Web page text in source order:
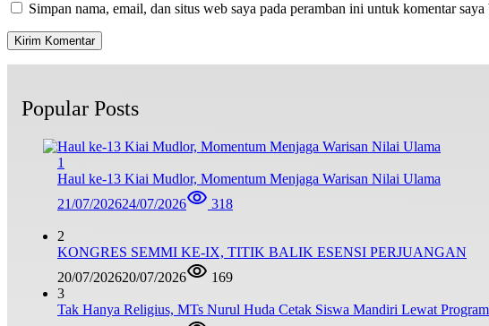
Simpan nama, email, dan situs web saya pada peramban ini untuk komentar
Popular Posts
1
Haul ke-13 Kiai Mudlor, Momentum Menjaga Warisan Nilai Ulama
21/07/202624/07/2026 318
2
KONGRES SEMMI KE-IX, TITIK BALIK ESENSI PERJUANGAN
20/07/202620/07/2026
169
3
Tak Hanya Religius, MTs Nurul Huda Cetak Siswa Mandiri Lewat Program